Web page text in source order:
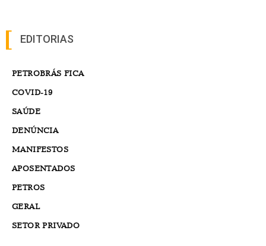
EDITORIAS
PETROBRÁS FICA
COVID-19
SAÚDE
DENÚNCIA
MANIFESTOS
APOSENTADOS
PETROS
GERAL
SETOR PRIVADO